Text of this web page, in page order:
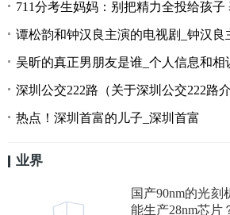
711分考生妈妈：别把精力全投给孩子
谭松韵和钟汉良主演的电视剧_钟汉良主
吴昕的真正男朋友是谁_个人信息和相
深圳公交222路（关于深圳公交222路
热点！深圳首富的儿子_深圳首富
业界
国产90nm的光刻
能生产28nm芯片